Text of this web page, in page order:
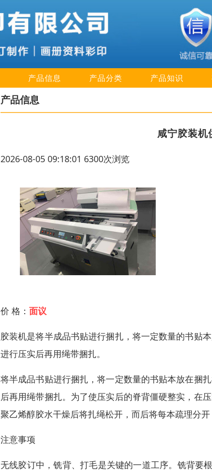
产品信息 产品分类 产品知识
产品信息
咸宁胶装机
2026-08-05 09:18:01 6300次浏览
价 格： 面议
胶装机是将半成品书贴进行捆扎，将一定数量的书贴
进行压实后再用绳带捆扎。
将半成品书贴进行捆扎，将一定数量的书贴本放在捆
后再用绳带捆扎。为了使压实后的脊背僵硬整实，在
聚乙烯醇胶水干燥后将扎绳松开，而后将每本疏理分开
注意事项
无线胶订中，铣背、打毛是关键的一道工序。铣背